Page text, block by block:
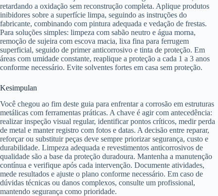
retardando a oxidação sem reconstrução completa. Aplique produtos
inibidores sobre a superfície limpa, seguindo as instruções do
fabricante, combinando com pintura adequada e vedação de frestas.
Para soluções simples: limpeza com sabão neutro e água morna,
remoção de sujeira com escova macia, lixa fina para ferrugem
superficial, seguido de primer anticorrosivo e tinta de proteção. Em
áreas com umidade constante, reaplique a proteção a cada 1 a 3 anos
conforme necessário. Evite solventes fortes em casa sem proteção.
Kesimpulan
Você chegou ao fim deste guia para enfrentar a corrosão em estruturas
metálicas com ferramentas práticas. A chave é agir com antecedência:
realizar inspeção visual regular, identificar pontos críticos, medir perda
de metal e manter registro com fotos e datas. A decisão entre reparar,
reforçar ou substituir peças deve sempre priorizar segurança, custo e
durabilidade. Limpeza adequada e revestimentos anticorrosivos de
qualidade são a base da proteção duradoura. Mantenha a manutenção
contínua e verifique após cada intervenção. Documente atividades,
mede resultados e ajuste o plano conforme necessário. Em caso de
dúvidas técnicas ou danos complexos, consulte um profissional,
mantendo segurança como prioridade.